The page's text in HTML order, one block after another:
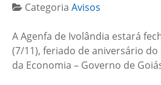
Categoria Avisos
A Agenfa de Ivolândia estará
(7/11), feriado de aniversário
da Economia – Governo de